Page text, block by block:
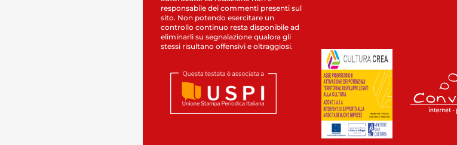
responsabile dei commenti presenti sul
sito. Non potendo esercitare un
controllo continuo resta disponibile ad
eliminarli su segnalazione qualora gli
stessi risultano offensivi e oltraggiosi.